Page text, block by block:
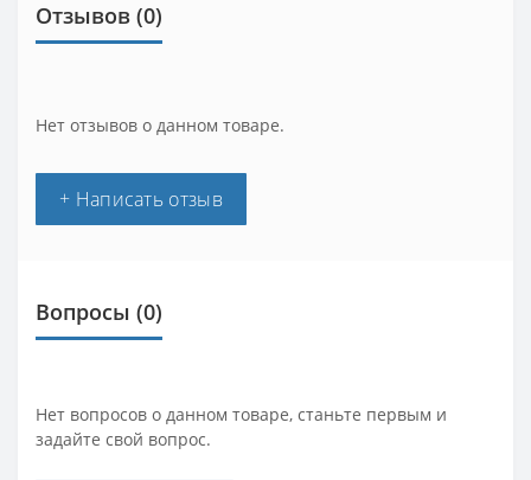
Отзывов (0)
Нет отзывов о данном товаре.
+ Написать отзыв
Вопросы (0)
Нет вопросов о данном товаре, станьте первым и
задайте свой вопрос.